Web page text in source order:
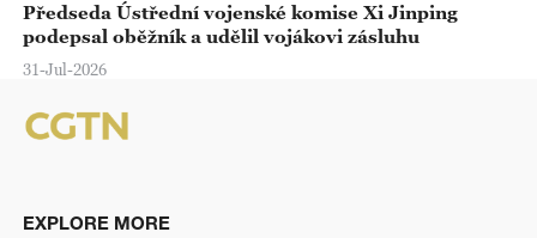
Předseda Ústřední vojenské komise Xi Jinping
podepsal oběžník a udělil vojákovi zásluhu
31-Jul-2026
EXPLORE MORE